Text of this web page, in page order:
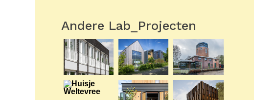
Andere Lab_Projecten